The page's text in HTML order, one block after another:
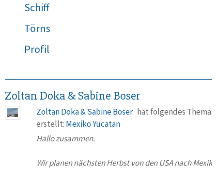
Schiff
Törns
Profil
Zoltan Doka & Sabine Boser
Zoltan Doka & Sabine Boser hat folgendes Thema
erstellt: Mexiko Yucatan
Hallo zusammen.
Wir planen nächsten Herbst von den USA nach Mexik